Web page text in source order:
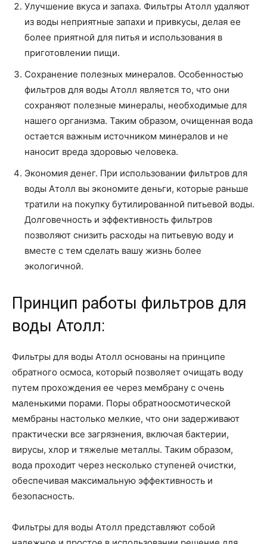
Улучшение вкуса и запаха. Фильтры Атолл удаляют
из воды неприятные запахи и привкусы, делая ее
более приятной для питья и использования в
приготовлении пищи.
Сохранение полезных минералов. Особенностью
фильтров для воды Атолл является то, что они
сохраняют полезные минералы, необходимые для
нашего организма. Таким образом, очищенная вода
остается важным источником минералов и не
наносит вреда здоровью человека.
Экономия денег. При использовании фильтров для
воды Атолл вы экономите деньги, которые раньше
тратили на покупку бутилированной питьевой воды.
Долговечность и эффективность фильтров
позволяют снизить расходы на питьевую воду и
вместе с тем сделать вашу жизнь более
экологичной.
Принцип работы фильтров для
воды Атолл:
Фильтры для воды Атолл основаны на принципе
обратного осмоса, который позволяет очищать воду
путем прохождения ее через мембрану с очень
маленькими порами. Поры обратноосмотической
мембраны настолько мелкие, что они задерживают
практически все загрязнения, включая бактерии,
вирусы, хлор и тяжелые металлы. Таким образом,
вода проходит через несколько ступеней очистки,
обеспечивая максимальную эффективность и
безопасность.
Фильтры для воды Атолл представляют собой